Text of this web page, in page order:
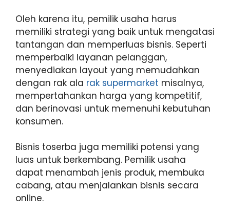
Oleh karena itu, pemilik usaha harus
memiliki strategi yang baik untuk mengatasi
tantangan dan memperluas bisnis. Seperti
memperbaiki layanan pelanggan,
menyediakan layout yang memudahkan
dengan rak ala rak supermarket misalnya,
mempertahankan harga yang kompetitif,
dan berinovasi untuk memenuhi kebutuhan
konsumen.
Bisnis toserba juga memiliki potensi yang
luas untuk berkembang. Pemilik usaha
dapat menambah jenis produk, membuka
cabang, atau menjalankan bisnis secara
online.